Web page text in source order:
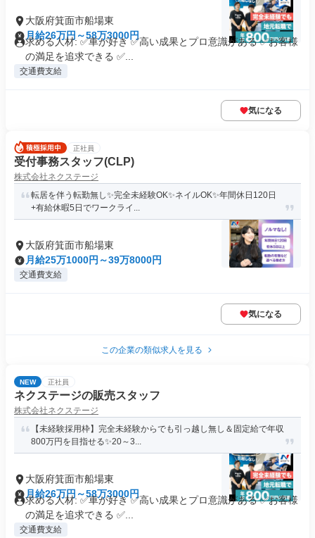
大阪府箕面市船場東
月給26万円～58万3000円
求める人材: ✅車が好き ✅高い成果とプロ意識がある ✅お客様
の満足を追求できる ✅...
交通費支給
気になる
正社員
受付事務スタッフ(CLP)
株式会社ネクステージ
転居を伴う転勤無し✨完全未経験OK✨ネイルOK✨年間休日120日
+有給休暇5日でワークライ...
大阪府箕面市船場東
月給25万1000円～39万8000円
交通費支給
気になる
この企業の類似求人を見る
NEW 正社員
ネクステージの販売スタッフ
株式会社ネクステージ
【未経験採用枠】完全未経験からでも引っ越し無し＆固定給で年収
800万円を目指せる✨20～3...
大阪府箕面市船場東
月給26万円～58万3000円
求める人材: ✅車が好き ✅高い成果とプロ意識がある ✅お客様
の満足を追求できる ✅...
交通費支給